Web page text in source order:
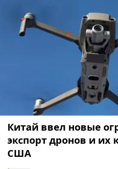
Китай ввел новые
экспорт дронов и их
США